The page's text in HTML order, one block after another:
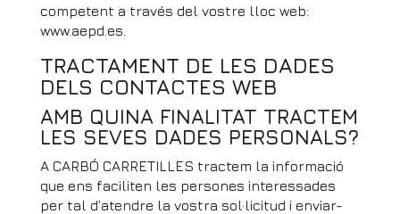
competent a través del vostre lloc web:
www.aepd.es.
TRACTAMENT DE LES DADES
DELS CONTACTES WEB
AMB QUINA FINALITAT TRACTEM
LES SEVES DADES PERSONALS?
A CARBÓ CARRETILLES tractem la informació
que ens faciliten les persones interessades
per tal d’atendre la vostra sol·licitud i enviar-